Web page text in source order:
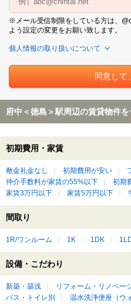
※メール受信制限をしている方は、
よう設定の変更をお願い致します。
個人情報の取り扱いについて
府中＜徳島＞駅周辺の賃貸物件
初期費用・家賃
敷金礼金なし 初期費用が安い
仲介手数料が家賃の55%以下
初期
家賃3万円以下
家賃5万円以下
間取り
1R/ワンルーム 1K 1DK
設備・こだわり
新築・築浅 リフォーム・リノベー
バス・トイレ別
温水洗浄便座（ウ